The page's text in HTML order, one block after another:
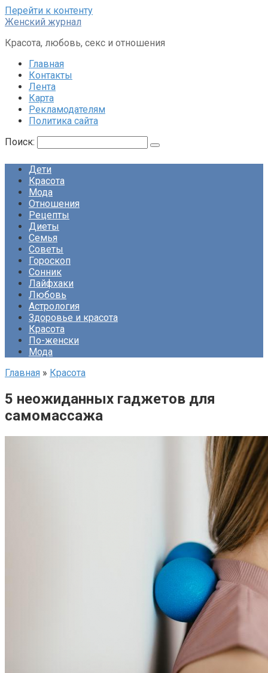
Перейти к контенту
Женский журнал
Красота, любовь, секс и отношения
Главная
Контакты
Лента
Карта
Рекламодателям
Политика сайта
Поиск:
Дети
Красота
Мода
Отношения
Рецепты
Диеты
Семья
Советы
Гороскоп
Сонник
Лайфхаки
Любовь
Астрология
Здоровье и красота
Красота
По-женски
Мода
Главная » Красота
5 неожиданных гаджетов для
самомассажа